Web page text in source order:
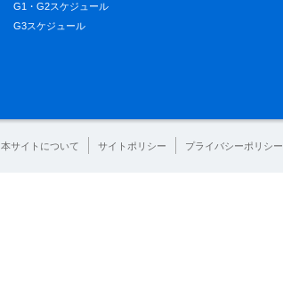
G1・G2スケジュール
G3スケジュール
本サイトについて サイトポリシー プライバシーポリシー